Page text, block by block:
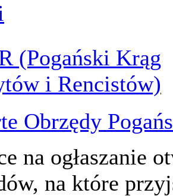
(Pogański Krąg
i Rencistów)
Obrzędy
na ogłaszanie
na które